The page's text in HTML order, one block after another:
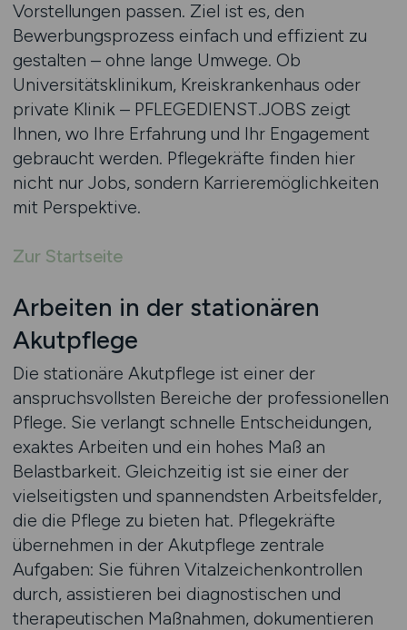
Vorstellungen passen. Ziel ist es, den
Bewerbungsprozess einfach und effizient zu
gestalten – ohne lange Umwege. Ob
Universitätsklinikum, Kreiskrankenhaus oder
private Klinik – PFLEGEDIENST.JOBS zeigt
Ihnen, wo Ihre Erfahrung und Ihr Engagement
gebraucht werden. Pflegekräfte finden hier
nicht nur Jobs, sondern Karrieremöglichkeiten
mit Perspektive.
Zur Startseite
Arbeiten in der stationären
Akutpflege
Die stationäre Akutpflege ist einer der
anspruchsvollsten Bereiche der professionellen
Pflege. Sie verlangt schnelle Entscheidungen,
exaktes Arbeiten und ein hohes Maß an
Belastbarkeit. Gleichzeitig ist sie einer der
vielseitigsten und spannendsten Arbeitsfelder,
die die Pflege zu bieten hat. Pflegekräfte
übernehmen in der Akutpflege zentrale
Aufgaben: Sie führen Vitalzeichenkontrollen
durch, assistieren bei diagnostischen und
therapeutischen Maßnahmen, dokumentieren